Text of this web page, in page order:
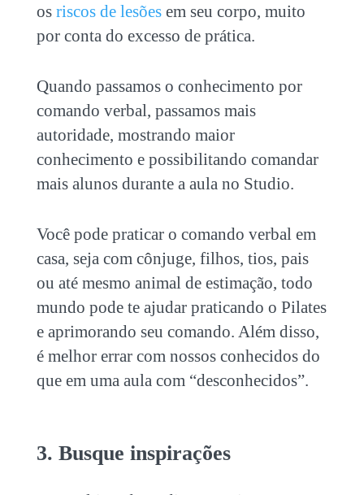
os riscos de lesõesem seu corpo, muito
por conta do excesso de prática.
Quando passamos o conhecimento por
comando verbal, passamos mais
autoridade, mostrando maior
conhecimento e possibilitando comandar
mais alunos durante a aula no Studio.
Você pode praticar o comando verbal em
casa, seja com cônjuge, filhos, tios, pais
ou até mesmo animal de estimação, todo
mundo pode te ajudar praticando o Pilates
e aprimorando seu comando. Além disso,
é melhor errar com nossos conhecidos do
que em uma aula com “desconhecidos”.
3. Busque inspirações